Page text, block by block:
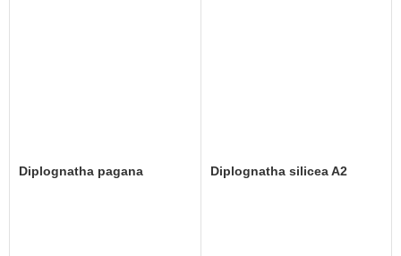
Diplognatha pagana Diplognatha silicea A2